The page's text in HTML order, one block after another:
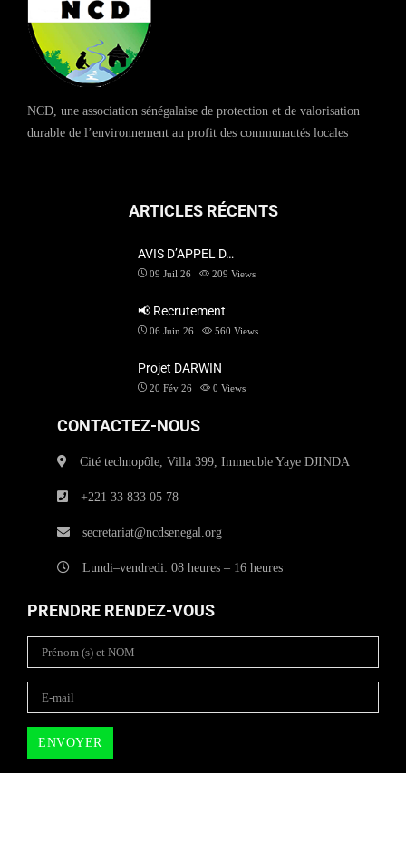
NCD, une association sénégalaise de protection et de valorisation
durable de l’environnement au profit des communautés locales
ARTICLES RÉCENTS
AVIS D’APPEL D…
09 Juil 26 209 Views
📢 Recrutement
06 Juin 26 560 Views
Projet DARWIN
20 Fév 26 0 Views
CONTACTEZ-NOUS
Cité technopôle, Villa 399, Immeuble Yaye DJINDA
+221 33 833 05 78
secretariat@ncdsenegal.org
Lundi–vendredi: 08 heures – 16 heures
PRENDRE RENDEZ-VOUS